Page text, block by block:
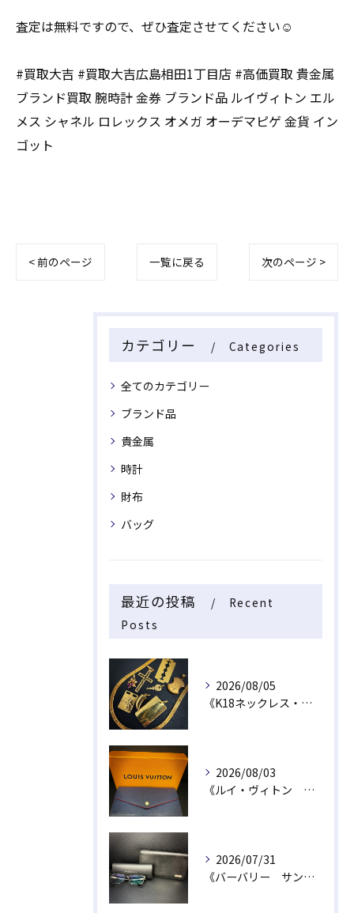
査定は無料ですので、ぜひ査定させてください☺️
#買取大吉 #買取大吉広島相田1丁目店 #高価買取 貴金属
ブランド買取 腕時計 金券 ブランド品 ルイヴィトン エル
メス シャネル ロレックス オメガ オーデマピゲ 金貨 イン
ゴット
< 前のページ 一覧に戻る 次のページ >
カテゴリー Categories
全てのカテゴリー
ブランド品
貴金属
時計
財布
バッグ
最近の投稿
Recent
Posts
2026/08/05
《K18ネックレス・トップ》
2026/08/03
《ルイ・ヴィトン 長財布》
2026/07/31
《バーバリー サングラス・財布》